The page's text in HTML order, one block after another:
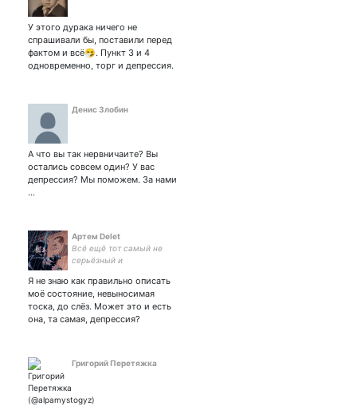
У этого дурака ничего не
спрашивали бы, поставили перед
фактом и всё🤧. Пункт 3 и 4
одновременно, торг и депрессия.
Денис Злобин
А что вы так нервничаите? Вы
остались совсем один? У вас
депрессия? Мы поможем. За нами
...
Артем Delet
Всё ещё тот самый не
серьёзный и
инженер
Я не знаю как правильно описать
моё состояние, невыносимая
тоска, до слёз. Может это и есть
она, та самая, депрессия?
Григорий Перетяжка